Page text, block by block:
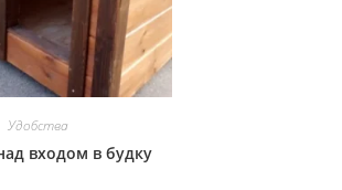
Удобства
входом в будку